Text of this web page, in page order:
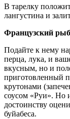
В тарелку
лангустина и
Французский
Подайте к нему
перца, лука, и
вкусным, но и
приготовленный
крутонами
соусом «Руи». Но
достоинству
буйабеса.